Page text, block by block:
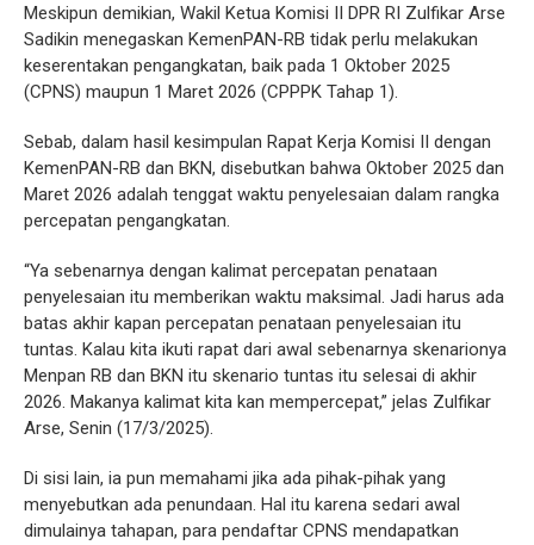
Meskipun demikian, Wakil Ketua Komisi II DPR RI Zulfikar Arse
Sadikin menegaskan KemenPAN-RB tidak perlu melakukan
keserentakan pengangkatan, baik pada 1 Oktober 2025
(CPNS) maupun 1 Maret 2026 (CPPPK Tahap 1).
Sebab, dalam hasil kesimpulan Rapat Kerja Komisi II dengan
KemenPAN-RB dan BKN, disebutkan bahwa Oktober 2025 dan
Maret 2026 adalah tenggat waktu penyelesaian dalam rangka
percepatan pengangkatan.
“Ya sebenarnya dengan kalimat percepatan penataan
penyelesaian itu memberikan waktu maksimal. Jadi harus ada
batas akhir kapan percepatan penataan penyelesaian itu
tuntas. Kalau kita ikuti rapat dari awal sebenarnya skenarionya
Menpan RB dan BKN itu skenario tuntas itu selesai di akhir
2026. Makanya kalimat kita kan mempercepat,” jelas Zulfikar
Arse, Senin (17/3/2025).
Di sisi lain, ia pun memahami jika ada pihak-pihak yang
menyebutkan ada penundaan. Hal itu karena sedari awal
dimulainya tahapan, para pendaftar CPNS mendapatkan